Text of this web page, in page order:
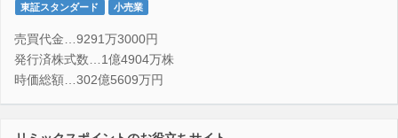
東証スタンダード 小売業
売買代金…9291万3000円
発行済株式数…1億4904万株
時価総額…302億5609万円